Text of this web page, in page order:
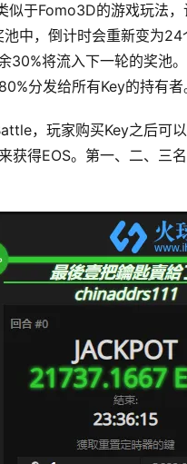
于Fomo3D的游戏玩法
中，倒计时会重新变为
30%将流入下一轮的奖池
分发给所有Key的持有者
，玩家购买Key之后可
获得EOS。第一、二、三